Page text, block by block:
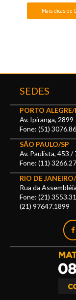
Mais dicas de
SEDES
PORTO ALEGRE/
Av. Ipiranga, 2899
Fone: (51)
SÃO PAULO/SP
Av. Paulista, 453 /
Fone: (11)
RIO DE
Rua da
Fone: (21)
(21) 97647.1899